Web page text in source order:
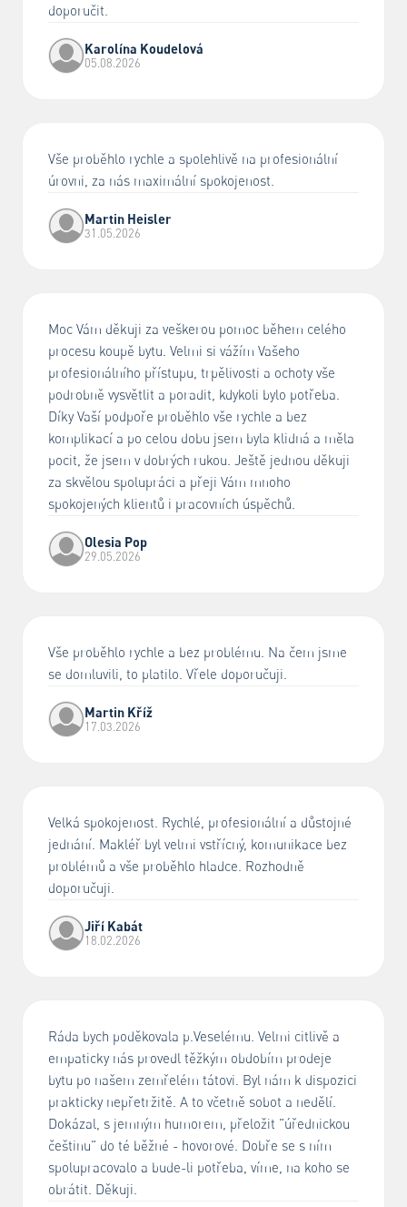
doporučit.
Karolína Koudelová
05.08.2026
Vše proběhlo rychle a spolehlivě na profesionální
úrovni, za nás maximální spokojenost.
Martin Heisler
31.05.2026
Moc Vám děkuji za veškerou pomoc během celého
procesu koupě bytu. Velmi si vážím Vašeho
profesionálního přístupu, trpělivosti a ochoty vše
podrobně vysvětlit a poradit, kdykoli bylo potřeba.
Díky Vaší podpoře proběhlo vše rychle a bez
komplikací a po celou dobu jsem byla klidná a měla
pocit, že jsem v dobrých rukou. Ještě jednou děkuji
za skvělou spolupráci a přeji Vám mnoho
spokojených klientů i pracovních úspěchů.
Olesia Pop
29.05.2026
Vše proběhlo rychle a bez problému. Na čem jsme
se domluvili, to platilo. Vřele doporučuji.
Martin Kříž
17.03.2026
Velká spokojenost. Rychlé, profesionální a důstojné
jednání. Makléř byl velmi vstřícný, komunikace bez
problémů a vše proběhlo hladce. Rozhodně
doporučuji.
Jiří Kabát
18.02.2026
Ráda bych poděkovala p.Veselému. Velmi citlivě a
empaticky nás provedl těžkým obdobím prodeje
bytu po našem zemřelém tátovi. Byl nám k dispozici
prakticky nepřetržitě. A to včetně sobot a nedělí.
Dokázal, s jemným humorem, přeložit "úřednickou
češtinu" do té běžné - hovorové. Dobře se s ním
spolupracovalo a bude-li potřeba, víme, na koho se
obrátit. Děkuji.